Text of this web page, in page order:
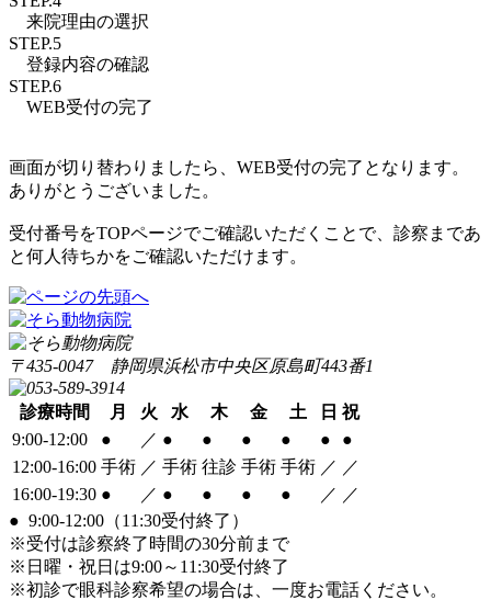
来院理由の選択
STEP.5
登録内容の確認
STEP.6
WEB受付の完了
画面が切り替わりましたら、WEB受付の完了となります。
ありがとうございました。
受付番号をTOPページでご確認いただくことで、診察まであ
と何人待ちかをご確認いただけます。
〒435-0047 静岡県浜松市中央区原島町443番1
診療時間 月 火 水 木 金 土 日 祝
9:00-12:00
● ／ ● ● ● ● ●
●
12:00-16:00 手術 ／ 手術 往診 手術 手術 ／ ／
16:00-19:30 ● ／ ● ● ● ● ／ ／
● 9:00-12:00（11:30受付終了）
※受付は診察終了時間の30分前まで
※日曜・祝日は9:00～11:30受付終了
※初診で眼科診察希望の場合は、一度お電話ください。